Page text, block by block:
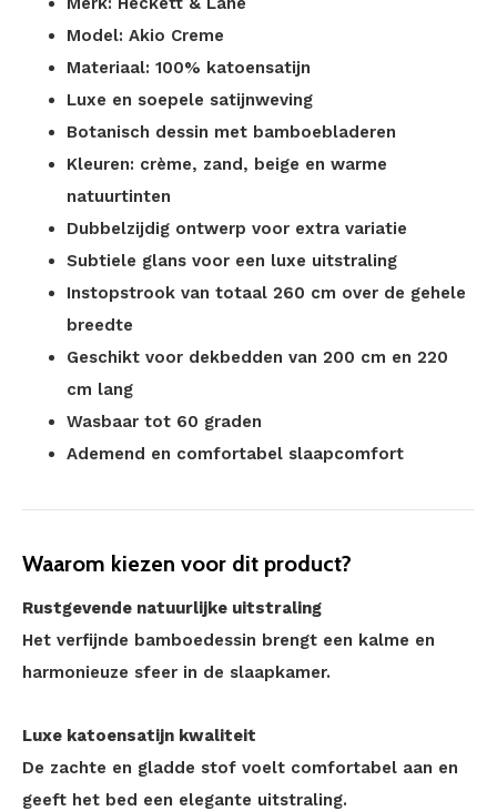
Model: Akio Creme
Materiaal: 100% katoensatijn
Luxe en soepele satijnweving
Botanisch dessin met bamboebladeren
Kleuren: crème, zand, beige en warme
natuurtinten
Dubbelzijdig ontwerp voor extra variatie
Subtiele glans voor een luxe uitstraling
Instopstrook van totaal 260 cm over de gehele
breedte
Geschikt voor dekbedden van 200 cm en 220
cm lang
Wasbaar tot 60 graden
Ademend en comfortabel slaapcomfort
Waarom kiezen voor dit product?
Rustgevende natuurlijke uitstraling
Het verfijnde bamboedessin brengt een kalme en
harmonieuze sfeer in de slaapkamer.
Luxe katoensatijn kwaliteit
De zachte en gladde stof voelt comfortabel aan en
geeft het bed een elegante uitstraling.